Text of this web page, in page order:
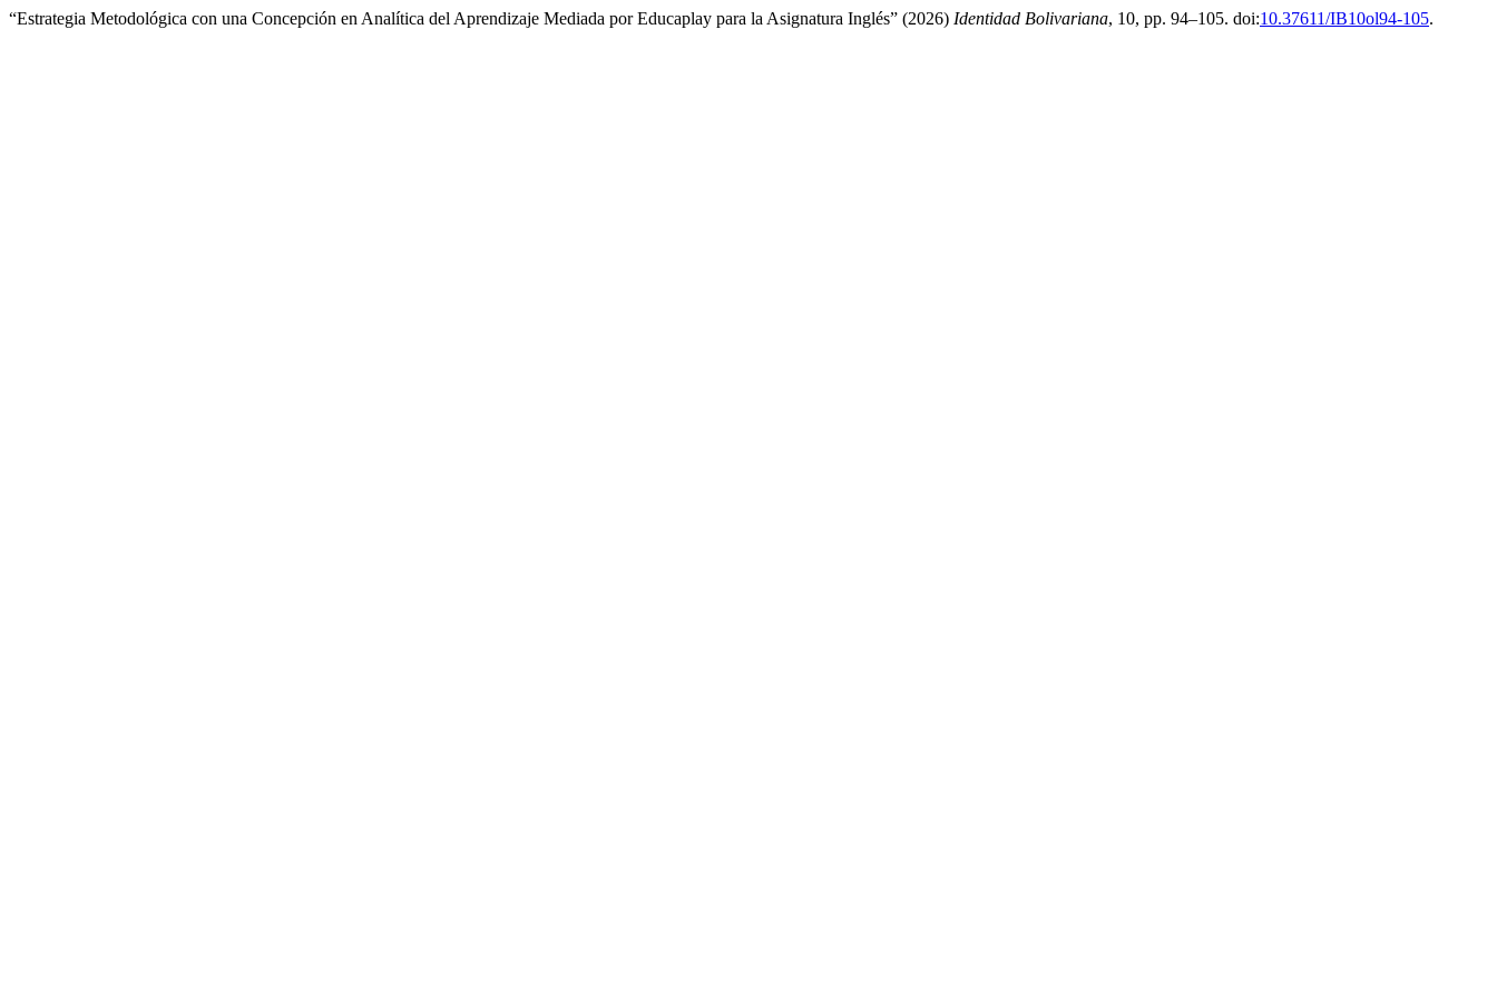
“Estrategia Metodológica con una Concepción en Analítica del Aprendizaje Mediada por Educaplay para la Asignatura Inglés” (2026) Identidad Bolivariana, 10, pp. 94–105. doi:10.37611/IB10ol94-105.